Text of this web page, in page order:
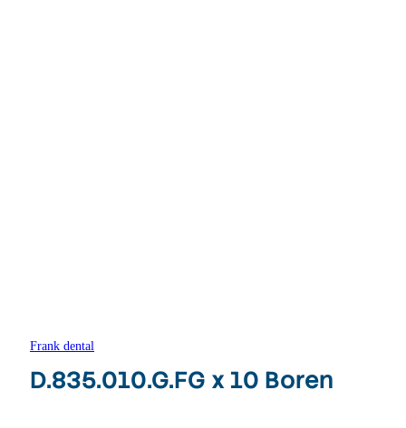
Frank dental
D.835.010.G.FG x 10 Boren